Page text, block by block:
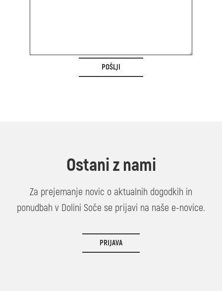
POŠLJI
Ostani z nami
Za prejemanje novic o aktualnih dogodkih in
ponudbah v Dolini Soče se prijavi na naše e-novice.
PRIJAVA